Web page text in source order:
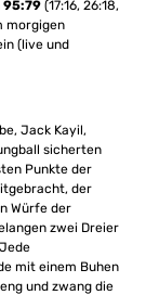
95:79 (17:16, 26:18,
morgigen
(live und
Jack Kayil,
sicherten
Punkte der
der
Würfe der
zwei Dreier
mit einem Buhen
und zwang die